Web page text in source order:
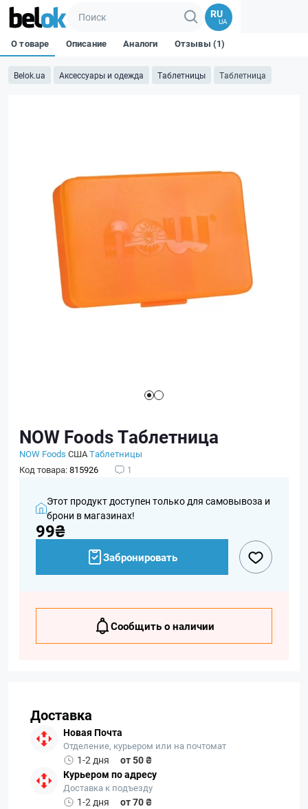
RU
UA
Belok.ua Аксессуары и одежда Таблетницы Таблетница
О товаре Описание Аналоги Отзывы (1)
NOW Foods Таблетница
NOW Foods СШАТаблетницы
Код товара:815926 1
Этот продукт доступен только для самовывоза и
брони в магазинах!
99₴
Забронировать
Сообщить о наличии
Доставка
Новая Почта
Отделение, курьером или на почтомат
1-2 дня
от 50 ₴
Курьером по адресу
Доставка к подъезду
1-2 дня
от 70 ₴